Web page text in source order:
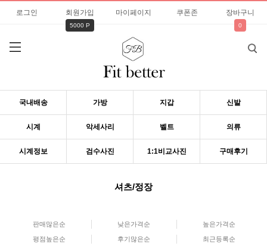
로그인 회원가입
5000 P
마이페이지 쿠폰존 장바구니
0
국내배송 가방 지갑 신발
시계 악세사리 벨트 의류
시계정보 검수사진 1:1비교사진 구매후기
셔츠/정장
판매많은순 낮은가격순 높은가격순
평점높은순 후기많은순 최근등록순